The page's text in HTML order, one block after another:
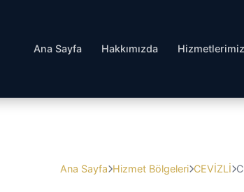
Ana Sayfa Hakkımızda Hizmetlerimiz
Ana Sayfa Hizmet Bölgeleri CEVİZLİ